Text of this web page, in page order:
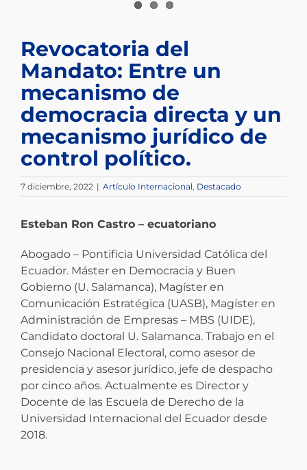
Revocatoria del
Mandato: Entre un
mecanismo de
democracia directa y un
mecanismo jurídico de
control político.
7 diciembre, 2022 | Artículo Internacional, Destacado
Esteban Ron Castro – ecuatoriano
Abogado – Pontificia Universidad Católica del
Ecuador. Máster en Democracia y Buen
Gobierno (U. Salamanca), Magíster en
Comunicación Estratégica (UASB), Magíster en
Administración de Empresas – MBS (UIDE),
Candidato doctoral U. Salamanca. Trabajo en el
Consejo Nacional Electoral, como asesor de
presidencia y asesor jurídico, jefe de despacho
por cinco años. Actualmente es Director y
Docente de las Escuela de Derecho de la
Universidad Internacional del Ecuador desde
2018.